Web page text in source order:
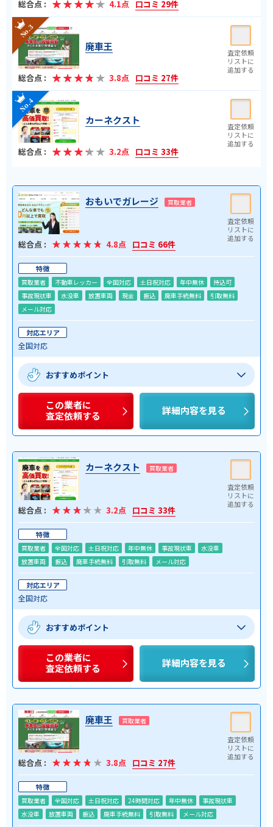
総合点 : 4.1点 口コミ 29件
廃車王
総合点 : 3.8点 口コミ 27件
カーネクスト
総合点 : 3.2点 口コミ 33件
おもいでガレージ 買取業者
総合点 : 4.8点 口コミ 66件
特徴
買取業者 不動車レッカー 全国対応 土日祝対応 年中無休
持込可
事故現状車
水没車 放置車両 現金 振込 廃車手続無料
引取無料
メール対応
対応エリア
全国対応
おすすめポイント
この業者に
査定依頼する
詳細内容を見る
カーネクスト 買取業者
総合点 : 3.2点 口コミ 33件
特徴
買取業者 全国対応 土日祝対応 年中無休 事故現状車
水没車
放置車両
振込 廃車手続無料 引取無料 メール対応
対応エリア
全国対応
おすすめポイント
この業者に
査定依頼する
詳細内容を見る
廃車王 買取業者
総合点 : 3.8点 口コミ 27件
特徴
買取業者 全国対応 土日祝対応 24時間対応 年中無休
事故現状車
水没車
放置車両 振込 廃車手続無料 引取無料 メール対応